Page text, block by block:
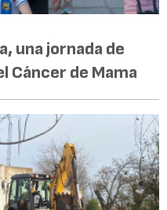
una jornada de
Cáncer de Mama